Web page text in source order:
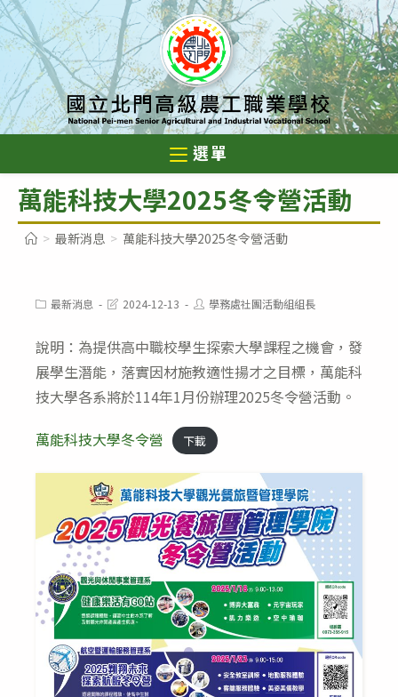
跳
轉
主
要
內
選單
萬能科技大學2025冬令營活動
> 最新消息 > 萬能科技大學2025冬令營活動
Post最新消息
Post2024-12-13
Post學務處社團活動組組長
說明：為提供高中職校學生探索大學課程之機會，發
展學生潛能，落實因材施教適性揚才之目標，萬能科
技大學各系將於114年1月份辦理2025冬令營活動。
萬能科技大學冬令營
下載